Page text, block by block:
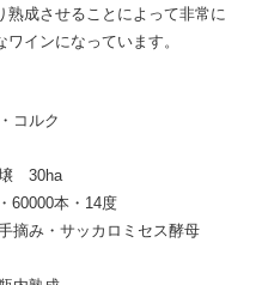
熟成させることによって非常に
インになっています。
コルク
壌 30ha
60000本・14度
摘み・サッカロミセス酵母